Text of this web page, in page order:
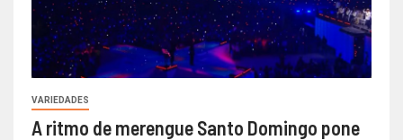
VARIEDADES
A ritmo de merengue Santo Domingo pone